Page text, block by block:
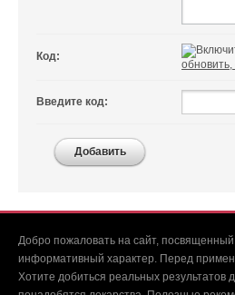
Код:
Введите код:
Добавить
Добро пожаловать на сайт,
информативный характер. Перед
Хотите добиться реальных